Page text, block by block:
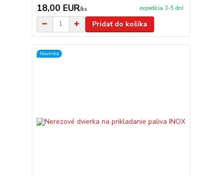
18,00 EUR/ks expedícia 3-5 dní
Pridať do košíka
Novinka